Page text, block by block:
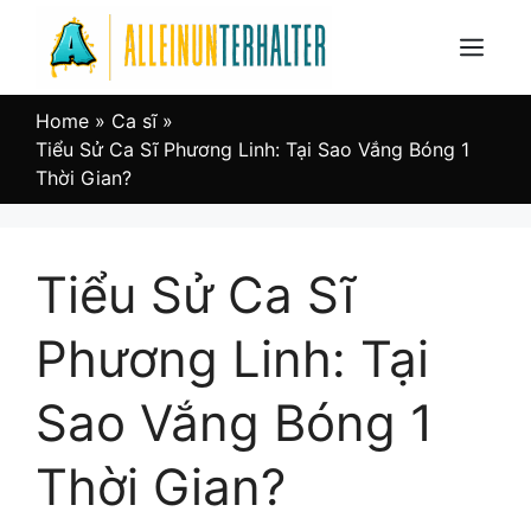
content
Menu
Home » Ca sĩ »
Tiểu Sử Ca Sĩ Phương Linh: Tại Sao Vắng Bóng 1
Thời Gian?
Tiểu Sử Ca Sĩ
Phương Linh: Tại
Sao Vắng Bóng 1
Thời Gian?